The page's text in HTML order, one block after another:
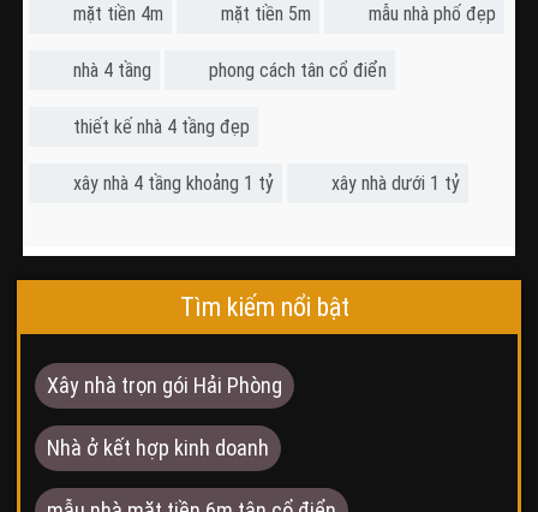
mặt tiền 4m mặt tiền 5m mẫu nhà phố đẹp
nhà 4 tầng phong cách tân cổ điển
thiết kế nhà 4 tầng đẹp
xây nhà 4 tầng khoảng 1 tỷ xây nhà dưới 1 tỷ
Tìm kiếm nổi bật
Xây nhà trọn gói Hải Phòng
Nhà ở kết hợp kinh doanh